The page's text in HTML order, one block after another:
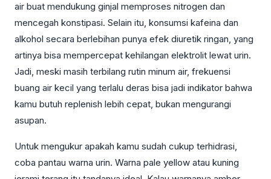
air buat mendukung ginjal memproses nitrogen dan
mencegah konstipasi. Selain itu, konsumsi kafeina dan
alkohol secara berlebihan punya efek diuretik ringan, yang
artinya bisa mempercepat kehilangan elektrolit lewat urin.
Jadi, meski masih terbilang rutin minum air, frekuensi
buang air kecil yang terlalu deras bisa jadi indikator bahwa
kamu butuh replenish lebih cepat, bukan mengurangi
asupan.
Untuk mengukur apakah kamu sudah cukup terhidrasi,
coba pantau warna urin. Warna pale yellow atau kuning